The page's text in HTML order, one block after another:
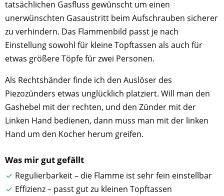
tatsächlichen Gasfluss gewünscht um einen
unerwünschten Gasaustritt beim Aufschrauben sicherer
zu verhindern. Das Flammenbild passt je nach
Einstellung sowohl für kleine Topftassen als auch für
etwas größere Töpfe für zwei Personen.
Als Rechtshänder finde ich den Auslöser des
Piezozünders etwas unglücklich platziert. Will man den
Gashebel mit der rechten, und den Zünder mit der
Linken Hand bedienen, dann muss man mit der linken
Hand um den Kocher herum greifen.
Was mir gut gefällt
Regulierbarkeit – die Flamme ist sehr fein einstellbar
Effizienz – passt gut zu kleinen Topftassen